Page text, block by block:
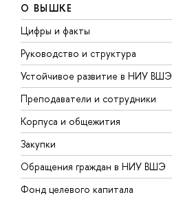
О ВЫШКЕ
Цифры и факты
Руководство и структура
Устойчивое развитие в НИУ ВШЭ
Преподаватели и сотрудники
Корпуса и общежития
Закупки
Обращения граждан в НИУ ВШЭ
Фонд целевого капитала